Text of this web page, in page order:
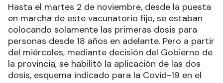
Hasta el martes 2 de noviembre, desde la puesta
en marcha de este vacunatorio fijo, se estaban
colocando solamente las primeras dosis para
personas desde 18 años en adelante. Pero a partir
del miércoles, mediante decisión del Gobierno de
la provincia, se habilitó la aplicación de las dos
dosis, esquema indicado para la Covid-19 en el